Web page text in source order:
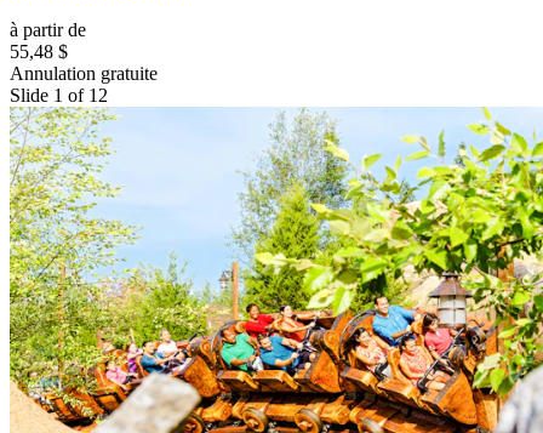
à partir de
55,48 $
Annulation gratuite
Slide 1 of 12